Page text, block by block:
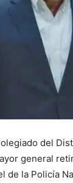
del
general
de la Policía